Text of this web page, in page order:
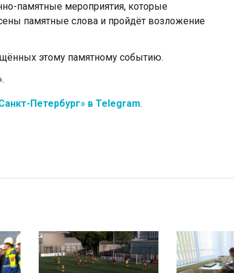
памятные мероприятия, которые
памятные слова и пройдёт возложение
этому памятному событию.
Петербург» в Telegram.